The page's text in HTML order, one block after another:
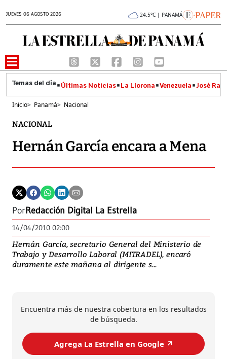
JUEVES 06 AGOSTO 2026 24.5°C | PANAMÁ
Últimas Noticias La Llorona Venezuela José
Inicio> Panamá> Nacional
NACIONAL
Hernán García encara a Mena
PorRedacción Digital La Estrella
14/04/2010 02:00
Hernán García, secretario General del Ministerio de
Trabajo y Desarrollo Laboral (MITRADEL), encaró
duramente este mañana al dirigente s...
Encuentra más de nuestra cobertura en los resultados
de búsqueda.
Agrega La Estrella en Google ↗️